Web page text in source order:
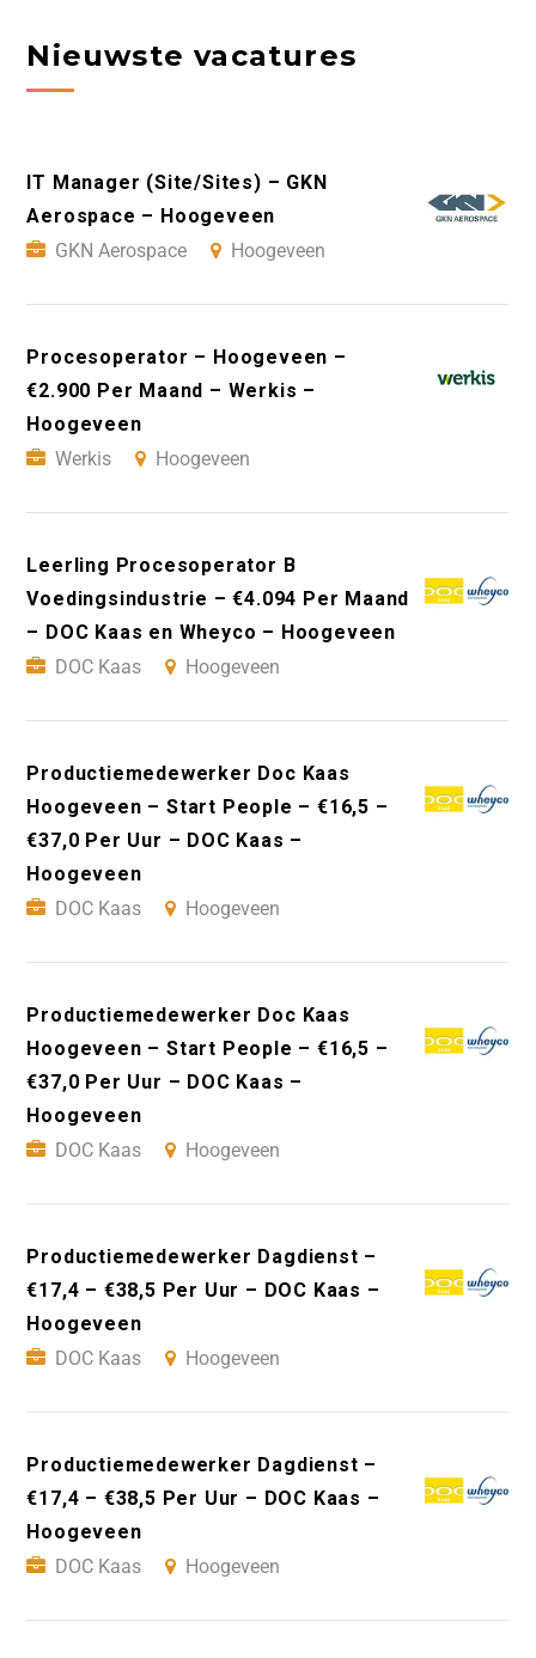
Nieuwste vacatures
IT Manager (Site/Sites) – GKN
Aerospace – Hoogeveen
GKN Aerospace
Hoogeveen
Procesoperator – Hoogeveen –
€2.900 Per Maand – Werkis –
Hoogeveen
Werkis
Hoogeveen
Leerling Procesoperator B
Voedingsindustrie – €4.094 Per Maand
– DOC Kaas en Wheyco – Hoogeveen
DOC Kaas
Hoogeveen
Productiemedewerker Doc Kaas
Hoogeveen – Start People – €16,5 –
€37,0 Per Uur – DOC Kaas –
Hoogeveen
DOC Kaas
Hoogeveen
Productiemedewerker Doc Kaas
Hoogeveen – Start People – €16,5 –
€37,0 Per Uur – DOC Kaas –
Hoogeveen
DOC Kaas
Hoogeveen
Productiemedewerker Dagdienst –
€17,4 – €38,5 Per Uur – DOC Kaas –
Hoogeveen
DOC Kaas
Hoogeveen
Productiemedewerker Dagdienst –
€17,4 – €38,5 Per Uur – DOC Kaas –
Hoogeveen
DOC Kaas
Hoogeveen